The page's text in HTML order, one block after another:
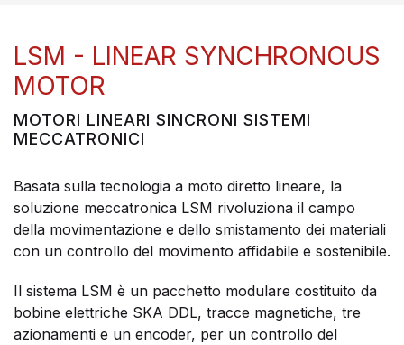
LSM - LINEAR SYNCHRONOUS
MOTOR
MOTORI LINEARI SINCRONI SISTEMI
MECCATRONICI
Basata sulla tecnologia a moto diretto lineare, la
soluzione meccatronica LSM rivoluziona il campo
della movimentazione e dello smistamento dei materiali
con un controllo del movimento affidabile e sostenibile.
Il sistema LSM è un pacchetto modulare costituito da
bobine elettriche SKA DDL, tracce magnetiche, tre
azionamenti e un encoder, per un controllo del